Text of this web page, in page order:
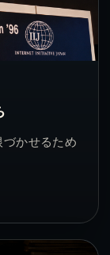
かせるため